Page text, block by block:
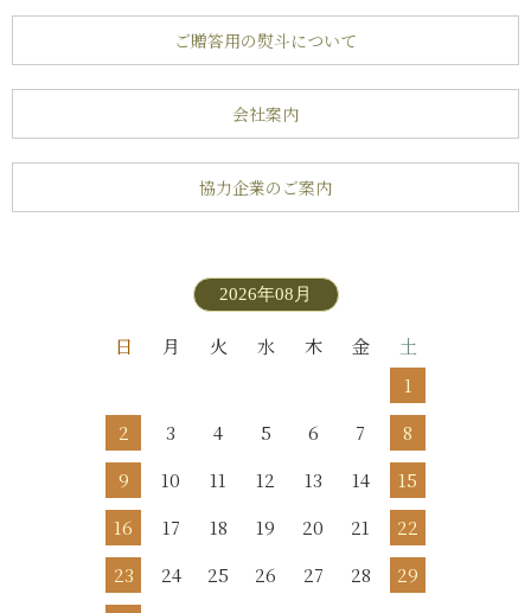
ご贈答用の熨斗について
会社案内
協力企業のご案内
2026年08月
日 月 火 水 木 金
土
1
2
3 4 5 6 7
8
9
10 11 12 13 14
15
16
17 18 19 20 21
22
23
24 25 26 27 28
29